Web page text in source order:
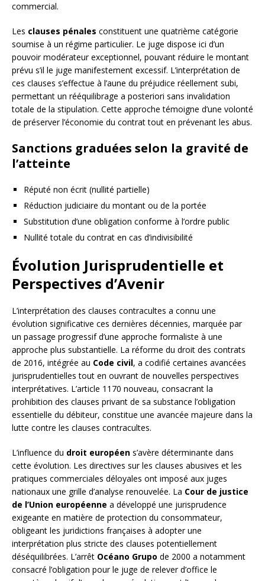
commercial.
Les clauses pénales constituent une quatrième catégorie
soumise à un régime particulier. Le juge dispose ici d’un
pouvoir modérateur exceptionnel, pouvant réduire le montant
prévu s’il le juge manifestement excessif. L’interprétation de
ces clauses s’effectue à l’aune du préjudice réellement subi,
permettant un rééquilibrage a posteriori sans invalidation
totale de la stipulation. Cette approche témoigne d’une volonté
de préserver l’économie du contrat tout en prévenant les abus.
Sanctions graduées selon la gravité de
l’atteinte
Réputé non écrit (nullité partielle)
Réduction judiciaire du montant ou de la portée
Substitution d’une obligation conforme à l’ordre public
Nullité totale du contrat en cas d’indivisibilité
Évolution Jurisprudentielle et
Perspectives d’Avenir
L’interprétation des clauses contracultes a connu une
évolution significative ces dernières décennies, marquée par
un passage progressif d’une approche formaliste à une
approche plus substantielle. La réforme du droit des contrats
de 2016, intégrée au Code civil, a codifié certaines avancées
jurisprudentielles tout en ouvrant de nouvelles perspectives
interprétatives. L’article 1170 nouveau, consacrant la
prohibition des clauses privant de sa substance l’obligation
essentielle du débiteur, constitue une avancée majeure dans la
lutte contre les clauses contracultes.
L’influence du droit européen s’avère déterminante dans
cette évolution. Les directives sur les clauses abusives et les
pratiques commerciales déloyales ont imposé aux juges
nationaux une grille d’analyse renouvelée. La Cour de justice
de l’Union européenne a développé une jurisprudence
exigeante en matière de protection du consommateur,
obligeant les juridictions françaises à adopter une
interprétation plus stricte des clauses potentiellement
déséquilibrées. L’arrêt Océano Grupo de 2000 a notamment
consacré l’obligation pour le juge de relever d’office le